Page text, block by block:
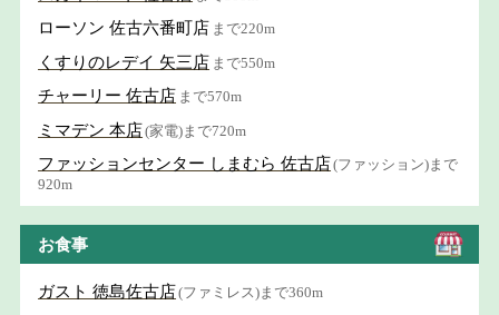
ローソン 佐古六番町店 まで220m
くすりのレデイ 矢三店 まで550m
チャーリー 佐古店 まで570m
ミマデン 本店(家電)まで720m
ファッションセンター しまむら 佐古店(ファッション)まで
920m
お食事
ガスト 徳島佐古店(ファミレス)まで360m